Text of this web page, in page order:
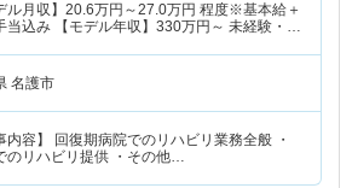
ル月収】 20.6万円～27.0万円 程度※基本給＋
当込み 【モデル年収】 330万円～ 未経験・入
名護市
内容】 回復期病院でのリハビリ業務全般 ・
のリハビリ提供 ・その他…